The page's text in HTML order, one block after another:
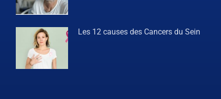
Les 12 causes des Cancers du Sein